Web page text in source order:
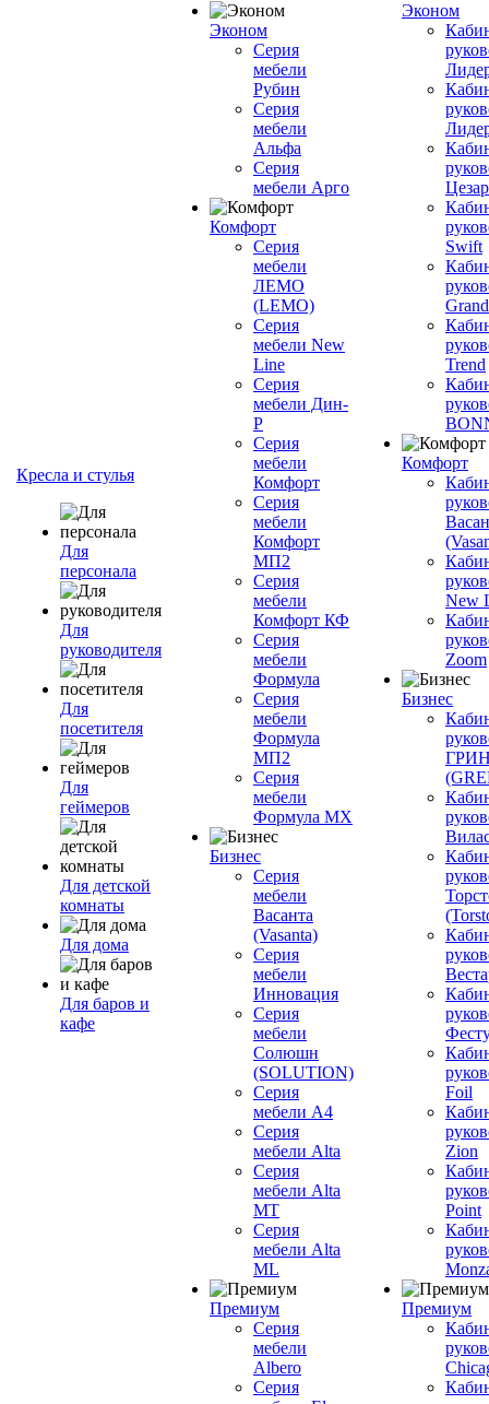
Кресла и стулья
Для
персонала
Для
руководителя
Для
посетителя
Для
геймеров
Для детской
комнаты
Для дома
Для баров и
кафе
Эконом
Серия
мебели
Рубин
Серия
мебели
Альфа
Серия
мебели Арго
Комфорт
Серия
мебели
ЛЕМО
(LEMO)
Серия
мебели New
Line
Серия
мебели Дин-
Р
Серия
мебели
Комфорт
Серия
мебели
Комфорт
МП2
Серия
мебели
Комфорт КФ
Серия
мебели
Формула
Серия
мебели
Формула
МП2
Серия
мебели
Формула МХ
Бизнес
Серия
мебели
Васанта
(Vasanta)
Серия
мебели
Инновация
Серия
мебели
Солюшн
(SOLUTION)
Серия
мебели A4
Серия
мебели Alta
Серия
мебели Alta
MT
Серия
мебели Alta
ML
Премиум
Серия
мебели
Albero
Серия
Эконом
Swift
Grand
Trend
Комфорт
New
Zoom
Бизнес
Foil
Zion
Point
Премиум